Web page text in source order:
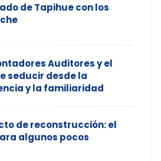
de Tapihue con los
Auditores y el
seducir desde la
y la familiaridad
de reconstrucción: el
algunos pocos